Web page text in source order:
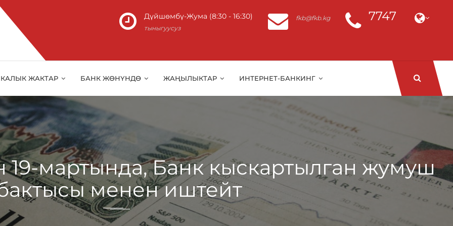
Дүйшөмбү-Жума (8:30 - 16:30)
тыныгуусуз
fkb@fkb.kg 7747
ЖАКТАР БАНК ЖӨНҮНДӨ ЖАҢЫЛЫКТАР ИНТЕРНЕТ-БАНКИНГ
мартында, Банк кыскартылган жумуш
менен иштейт